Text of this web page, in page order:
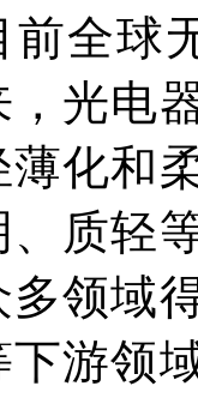
前全球
，光电
薄化和
、质轻
多领域
下游领